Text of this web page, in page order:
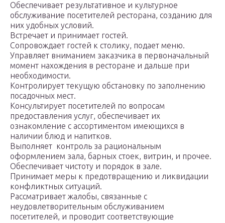
Обеспечивает результативное и культурное
обслуживание посетителей ресторана, созданию для
них удобных условий.
Встречает и принимает гостей.
Сопровождает гостей к столику, подает меню.
Управляет вниманием заказчика в первоначальный
момент нахождения в ресторане и дальше при
необходимости.
Контролирует текущую обстановку по заполнению
посадочных мест.
Консультирует посетителей по вопросам
предоставления услуг, обеспечивает их
ознакомление с ассортиментом имеющихся в
наличии блюд и напитков.
Выполняет контроль за рациональным
оформлением зала, барных стоек, витрин, и прочее.
Обеспечивает чистоту и порядок в зале.
Принимает меры к предотвращению и ликвидации
конфликтных ситуаций.
Рассматривает жалобы, связанные с
неудовлетворительным обслуживанием
посетителей, и проводит соответствующие